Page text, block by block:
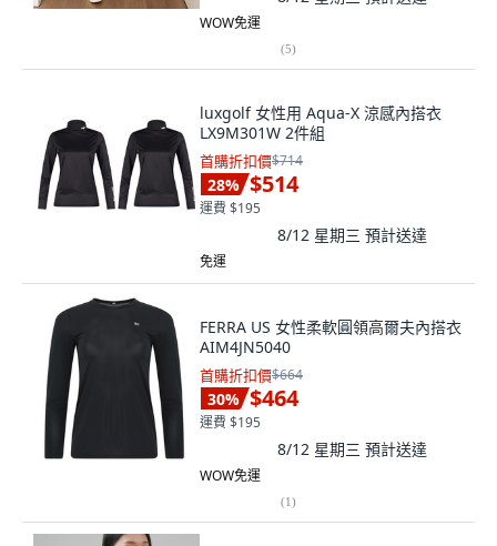
WOW免運
(5)
luxgolf 女性用 Aqua-X 涼感內搭衣
LX9M301W 2件組
首購折扣價$714
28% $514
運費 $195
8/12 星期三 預計送達
免運
FERRA US 女性柔軟圓領高爾夫內搭衣
AIM4JN5040
首購折扣價$664
30% $464
運費 $195
8/12 星期三 預計送達
WOW免運
(1)